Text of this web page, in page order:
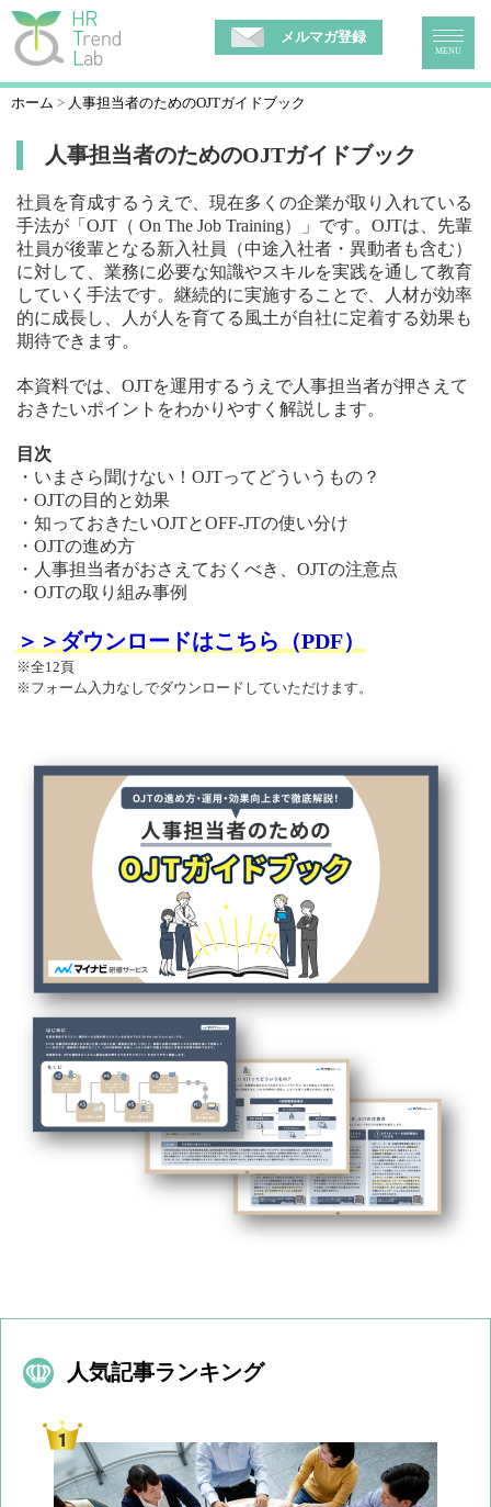
メルマガ登録
MENU
ホーム 人事担当者のためのOJTガイドブック
人事担当者のためのOJTガイドブック
社員を育成するうえで、現在多くの企業が取り入れている
手法が「OJT（ On The Job Training）」です。OJTは、先輩
社員が後輩となる新入社員（中途入社者・異動者も含む）
に対して、業務に必要な知識やスキルを実践を通して教育
していく手法です。継続的に実施することで、人材が効率
的に成長し、人が人を育てる風土が自社に定着する効果も
期待できます。
本資料では、OJTを運用するうえで人事担当者が押さえて
おきたいポイントをわかりやすく解説します。
目次
・いまさら聞けない！OJTってどういうもの？
・OJTの目的と効果
・知っておきたいOJTとOFF-JTの使い分け
・OJTの進め方
・人事担当者がおさえておくべき、OJTの注意点
・OJTの取り組み事例
＞＞ダウンロードはこちら（PDF）
※全12頁
※フォーム入力なしでダウンロードしていただけます。
人気記事ランキング